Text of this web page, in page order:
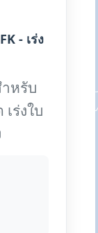
- เร่ง
หรับ
ร่งใบ